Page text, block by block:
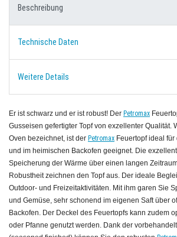
Beschreibung
Technische Daten
Weitere Details
Er ist schwarz und er ist robust! Der Petromax
Gusseisen gefertigter Topf von exzellenter Qualität.
Oven bezeichnet, ist der Petromax Feuertopf ideal
und im heimischen Backofen geeignet. Die
Speicherung der Wärme über einen langen
Robustheit zeichnen den Topf aus. Der ideale
Outdoor- und Freizeitaktivitäten. Mit ihm garen Sie
und Gemüse, sehr schonend im eigenen Saft über
Backofen. Der Deckel des Feuertopfs kann zudem
oder Pfanne genutzt werden. Dank der